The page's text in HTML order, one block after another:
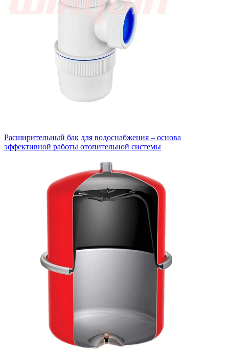
Расширительный бак для водоснабжения – основа
эффективной работы отопительной системы